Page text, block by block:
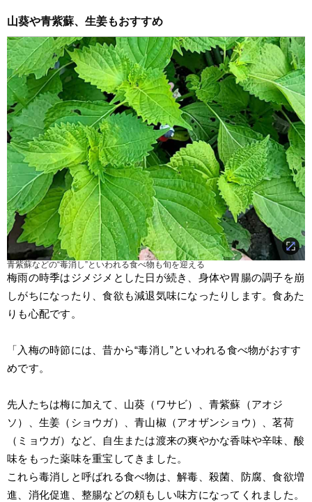
山葵や青紫蘇、生姜もおすすめ
青紫蘇などの“毒消し”といわれる食べ物も旬を迎える
梅雨の時季はジメジメとした日が続き、身体や胃腸の調子を崩
しがちになったり、食欲も減退気味になったりします。食あた
りも心配です。
「入梅の時節には、昔から“毒消し”といわれる食べ物がおすす
めです。
先人たちは梅に加えて、山葵（ワサビ）、青紫蘇（アオジ
ソ）、生姜（ショウガ）、青山椒（アオザンショウ）、茗荷
（ミョウガ）など、自生または渡来の爽やかな香味や辛味、酸
味をもった薬味を重宝してきました。
これら毒消しと呼ばれる食べ物は、解毒、殺菌、防腐、食欲増
進、消化促進、整腸などの頼もしい味方になってくれました。